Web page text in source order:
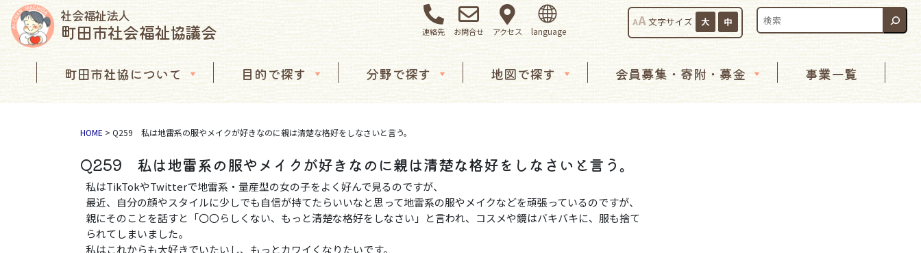
社会福祉法人
町田市社会福祉協議会 AA文字サイズ 大 中
検索:
連絡先 お問合せ アクセス
コンテンツへスキップ
メインナビゲーション
町田市社協について 目的で探す 分野で探す 地図で探す 会員募集・寄附・募金 事業一覧
HOME > Q259 私は地雷系の服やメイクが好きなのに親は清楚な格好をしなさいと言う。
Q259 私は地雷系の服やメイクが好きなのに親は清楚な格好をしなさいと言う。
私はTikTokやTwitterで地雷系・量産型の女の子をよく好んで見るのですが、
最近、自分の顔やスタイルに少しでも自信が持てたらいいなと思って地雷系の服やメイクなどを頑張っているのですが、
親にそのことを話すと「〇〇らしくない、もっと清楚な格好をしなさい」と言われ、コスメや鏡はバキバキに、服も捨て
られてしまいました。
私はこれからも大好きでいたいし、もっとカワイくなりたいです。